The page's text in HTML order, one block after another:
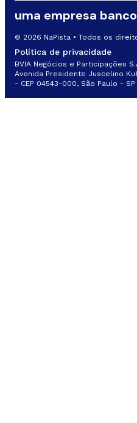
© 2026 NaPista • Todos os
Política de privacidade
BVIA Negócios e Participações
Avenida Presidente Juscelino
- CEP 04543-000, São Paulo - SP
uma empresa